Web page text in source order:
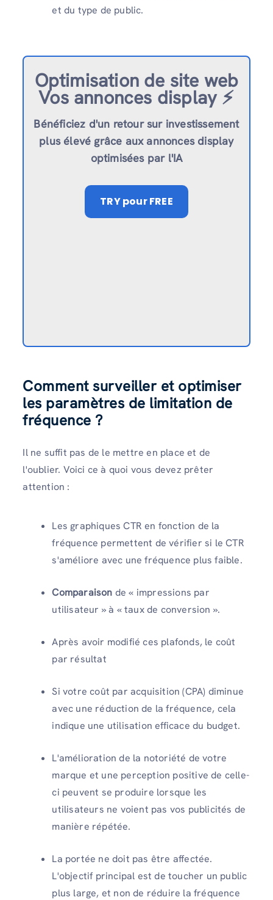
et du type de public.
Optimisation de site web
Vos annonces display ⚡️
Bénéficiez d'un retour sur investissement
plus élevé grâce aux annonces display
optimisées par l'IA
TRYpour FREE
Comment surveiller et optimiser
les paramètres de limitation de
fréquence ?
Il ne suffit pas de le mettre en place et de
l'oublier. Voici ce à quoi vous devez prêter
attention :
Les graphiques CTR en fonction de la
fréquence permettent de vérifier si le CTR
s'améliore avec une fréquence plus faible.
Comparaison de « impressions par
utilisateur » à « taux de conversion ».
Après avoir modifié ces plafonds, le coût
par résultat
Si votre coût par acquisition (CPA) diminue
avec une réduction de la fréquence, cela
indique une utilisation efficace du budget.
L'amélioration de la notoriété de votre
marque et une perception positive de celle-
ci peuvent se produire lorsque les
utilisateurs ne voient pas vos publicités de
manière répétée.
La portée ne doit pas être affectée.
L'objectif principal est de toucher un public
plus large, et non de réduire la fréquence